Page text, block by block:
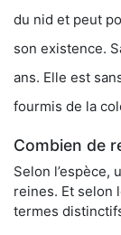
du nid et peut
son existence.
ans. Elle est
fourmis de la
Combien de
Selon
reines. Et selon
termes